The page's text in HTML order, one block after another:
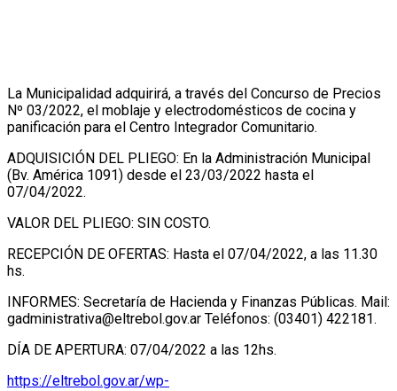
La Municipalidad adquirirá, a través del Concurso de Precios
Nº 03/2022, el moblaje y electrodomésticos de cocina y
panificación para el Centro Integrador Comunitario.
ADQUISICIÓN DEL PLIEGO: En la Administración Municipal
(Bv. América 1091) desde el 23/03/2022 hasta el
07/04/2022.
VALOR DEL PLIEGO: SIN COSTO.
RECEPCIÓN DE OFERTAS: Hasta el 07/04/2022, a las 11.30
hs.
INFORMES: Secretaría de Hacienda y Finanzas Públicas. Mail:
gadministrativa@eltrebol.gov.ar Teléfonos: (03401) 422181.
DÍA DE APERTURA: 07/04/2022 a las 12hs.
https://eltrebol.gov.ar/wp-